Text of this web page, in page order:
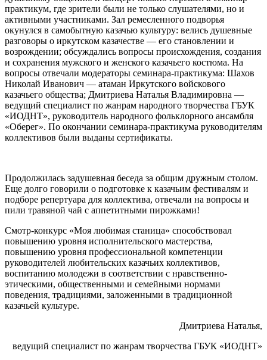
практикум, где зрители были не только слушателями, но и
активными участниками. Зал ремесленного подворья
окунулся в самобытную казачью культуру: велись душевные
разговоры о иркутском казачестве — его становлении и
возрождении; обсуждались вопросы происхождения, создания
и сохранения мужского и женского казачьего костюма. На
вопросы отвечали модераторы семинара-практикума: Шахов
Николай Иванович — атаман Иркутского войскового
казачьего общества; Дмитриева Наталья Владимировна —
ведущий специалист по жанрам народного творчества ГБУК
«ИОДНТ», руководитель народного фольклорного ансамбля
«Оберег». По окончании семинара-практикума руководителям
коллективов были выданы сертификаты.
Продолжилась задушевная беседа за общим дружным столом.
Еще долго говорили о подготовке к казачьим фестивалям и
подборе репертуара для коллектива, отвечали на вопросы и
пили травяной чай с аппетитными пирожками!
Смотр-конкурс «Моя любимая станица» способствовал
повышению уровня исполнительского мастерства,
повышению уровня профессиональной компетенции
руководителей любительских казачьих коллективов,
воспитанию молодежи в соответствии с нравственно-
этическими, общественными и семейными нормами
поведения, традициями, заложенными в традиционной
казачьей культуре.
Дмитриева Наталья,
ведущий специалист по жанрам творчества ГБУК «ИОДНТ»